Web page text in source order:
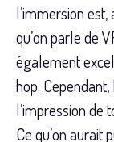
l’immersion
qu’on parle de
également
hop.
l’impression de
Ce qu’on aurait